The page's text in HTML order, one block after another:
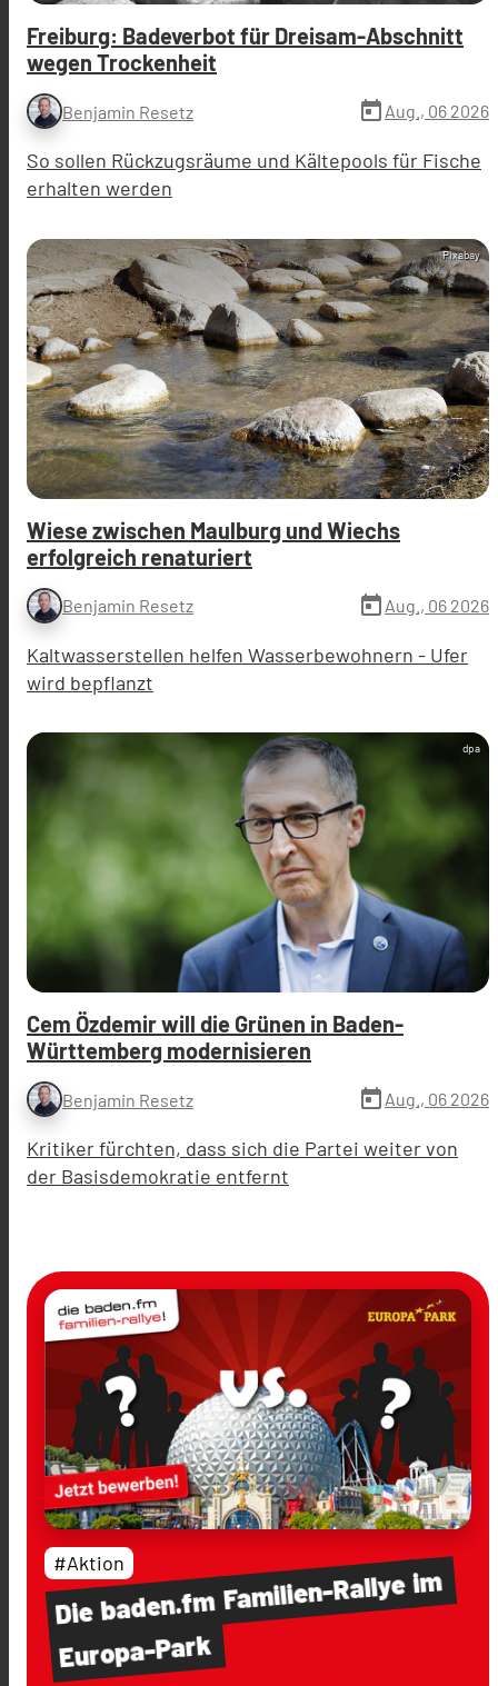
Freiburg: Badeverbot für Dreisam-Abschnitt
wegen Trockenheit
Benjamin Resetz today Aug., 06 2026
So sollen Rückzugsräume und Kältepools für Fische
erhalten werden
Pixabay
Wiese zwischen Maulburg und Wiechs
erfolgreich renaturiert
Benjamin Resetz today Aug., 06 2026
Kaltwasserstellen helfen Wasserbewohnern - Ufer
wird bepflanzt
dpa
Cem Özdemir will die Grünen in Baden-
Württemberg modernisieren
Benjamin Resetz today Aug., 06 2026
Kritiker fürchten, dass sich die Partei weiter von
der Basisdemokratie entfernt
Diebaden.fmFamilien-Rallyeim
Europa-Park
#Aktion